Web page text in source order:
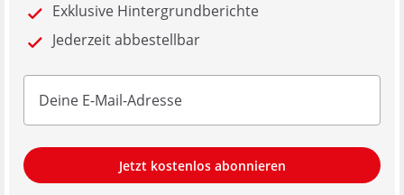
Exklusive Hintergrundberichte
Jederzeit abbestellbar
Jetzt kostenlos abonnieren